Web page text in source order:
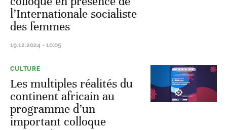
l’Internationale socialiste
des femmes
19.12.2024 - 10:05
CULTURE
Les multiples réalités du
continent africain au
programme d’un
important colloque